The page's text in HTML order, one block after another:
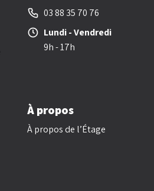
03 88 35 70 76
Lundi - Vendredi
9h - 17h
À propos
À propos de l’Étage